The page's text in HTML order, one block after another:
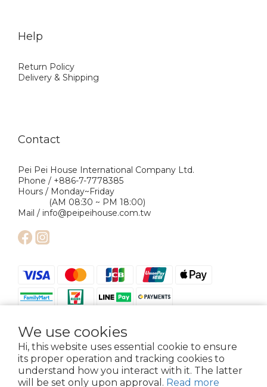
We use cookies
Hi, this website uses essential cookie to ensure
its proper operation and tracking cookies to
understand how you interact with it. The latter
will be set only upon approval. Read more
Help
Return Policy
Delivery & Shipping
Contact
Pei Pei House International Company Ltd.
Phone / +886-7-7778385
Hours / Monday~Friday
(AM 08:30 ~ PM 18:00)
Mail / info@peipeihouse.com.tw
Copyright © 2024 Pei Pei House International Company Ltd. All Rights